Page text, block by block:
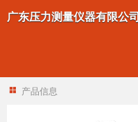
广东压力测量仪器有限公司
产品信息